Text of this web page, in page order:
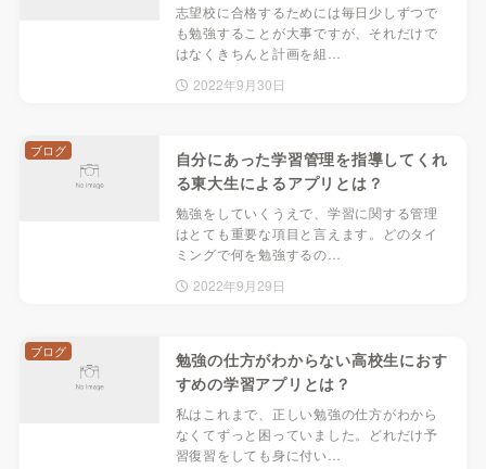
志望校に合格するためには毎日少しずつで
も勉強することが大事ですが、それだけで
はなくきちんと計画を組…
2022年9月30日
自分にあった学習管理を指導してくれ
る東大生によるアプリとは？
勉強をしていくうえで、学習に関する管理
はとても重要な項目と言えます。どのタイ
ミングで何を勉強するの…
2022年9月29日
ブログ
勉強の仕方がわからない高校生におす
すめの学習アプリとは？
私はこれまで、正しい勉強の仕方がわから
なくてずっと困っていました。どれだけ予
習復習をしても身に付い…
ブログ